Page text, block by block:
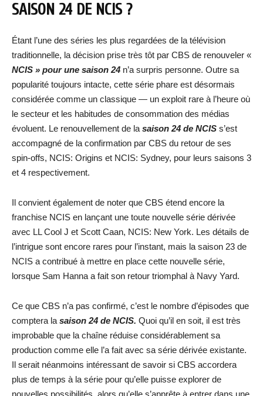
SAISON 24 DE NCIS ?
Étant l’une des séries les plus regardées de la télévision
traditionnelle, la décision prise très tôt par CBS de renouveler «
NCIS » pour une saison 24 n’a surpris personne. Outre sa
popularité toujours intacte, cette série phare est désormais
considérée comme un classique — un exploit rare à l’heure où
le secteur et les habitudes de consommation des médias
évoluent. Le renouvellement de la saison 24 de NCIS s’est
accompagné de la confirmation par CBS du retour de ses
spin-offs, NCIS: Origins et NCIS: Sydney, pour leurs saisons 3
et 4 respectivement.
Il convient également de noter que CBS étend encore la
franchise NCIS en lançant une toute nouvelle série dérivée
avec LL Cool J et Scott Caan, NCIS: New York. Les détails de
l’intrigue sont encore rares pour l’instant, mais la saison 23 de
NCIS a contribué à mettre en place cette nouvelle série,
lorsque Sam Hanna a fait son retour triomphal à Navy Yard.
Ce que CBS n’a pas confirmé, c’est le nombre d’épisodes que
comptera la saison 24 de NCIS. Quoi qu’il en soit, il est très
improbable que la chaîne réduise considérablement sa
production comme elle l’a fait avec sa série dérivée existante.
Il serait néanmoins intéressant de savoir si CBS accordera
plus de temps à la série pour qu’elle puisse explorer de
nouvelles possibilités, alors qu’elle s’apprête à entrer dans une